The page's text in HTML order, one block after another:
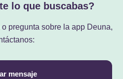
lo que buscabas?
pregunta sobre la app Deuna,
mensaje